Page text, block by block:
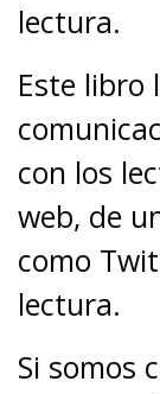
lectura.
Este libro
con los
web, de
como
lectura.
Si somos